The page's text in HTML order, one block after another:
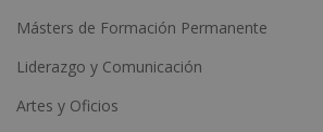
Másters de Formación Permanente
Liderazgo y Comunicación
Artes y Oficios